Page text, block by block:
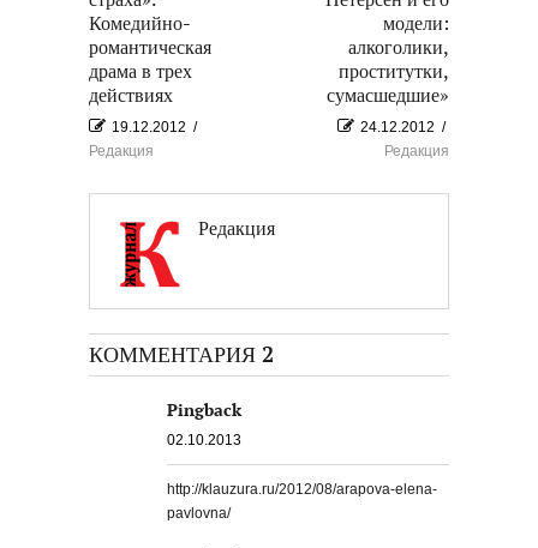
Комедийно-
романтическая
драма в трех
действиях
19.12.2012 /
Редакция
модели:
алкоголики,
проститутки,
сумасшедшие»
24.12.2012 /
Редакция
Редакция
КОММЕНТАРИЯ 2
Pingback
02.10.2013
http://klauzura.ru/2012/08/arapova-elena-
pavlovna/